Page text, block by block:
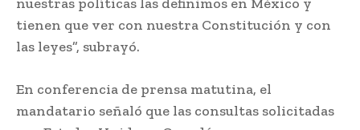
tienen que ver con nuestra Constitución y con
las leyes”, subrayó.
En conferencia de prensa matutina, el
mandatario señaló que las consultas solicitadas